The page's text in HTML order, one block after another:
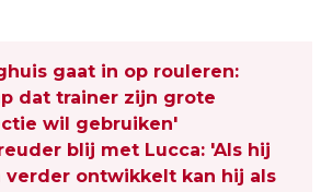
gaat in op rouleren:
dat trainer zijn grote
wil gebruiken'
blij met Lucca: 'Als hij
verder ontwikkelt kan hij als